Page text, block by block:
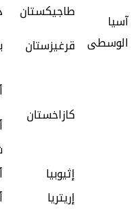
آسيا
الوسطى
طاجيكستان
قرغيزستان
كازاخستان
إثيوبيا
إريتريا